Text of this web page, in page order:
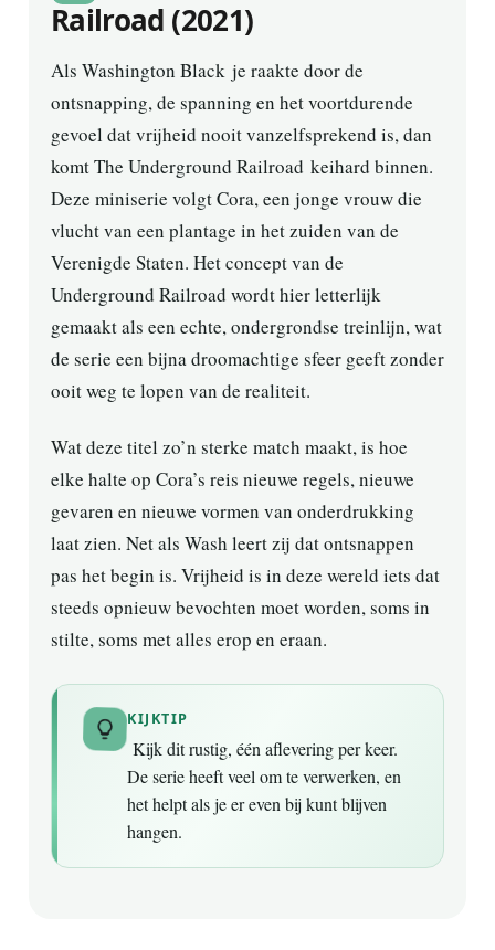
Railroad (2021)
Als Washington Black je raakte door de
ontsnapping, de spanning en het voortdurende
gevoel dat vrijheid nooit vanzelfsprekend is, dan
komt The Underground Railroad keihard binnen.
Deze miniserie volgt Cora, een jonge vrouw die
vlucht van een plantage in het zuiden van de
Verenigde Staten. Het concept van de
Underground Railroad wordt hier letterlijk
gemaakt als een echte, ondergrondse treinlijn, wat
de serie een bijna droomachtige sfeer geeft zonder
ooit weg te lopen van de realiteit.
Wat deze titel zo’n sterke match maakt, is hoe
elke halte op Cora’s reis nieuwe regels, nieuwe
gevaren en nieuwe vormen van onderdrukking
laat zien. Net als Wash leert zij dat ontsnappen
pas het begin is. Vrijheid is in deze wereld iets dat
steeds opnieuw bevochten moet worden, soms in
stilte, soms met alles erop en eraan.
KIJKTIP
Kijk dit rustig, één aflevering per keer.
De serie heeft veel om te verwerken, en
het helpt als je er even bij kunt blijven
hangen.